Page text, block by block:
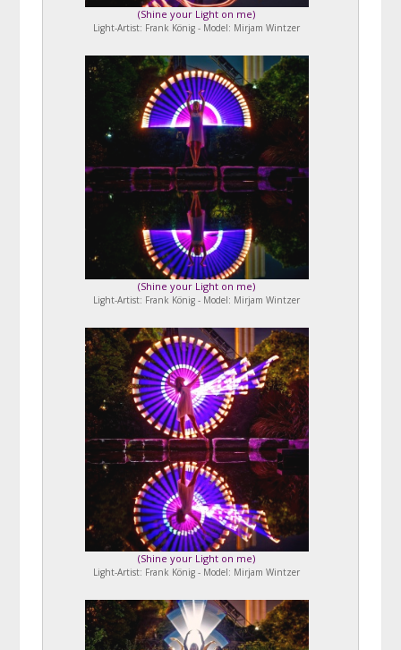
(Shine your Light on me)
Light-Artist: Frank König - Model: Mirjam Wintzer
(Shine your Light on me)
Light-Artist: Frank König - Model: Mirjam Wintzer
(Shine your Light on me)
Light-Artist: Frank König - Model: Mirjam Wintzer